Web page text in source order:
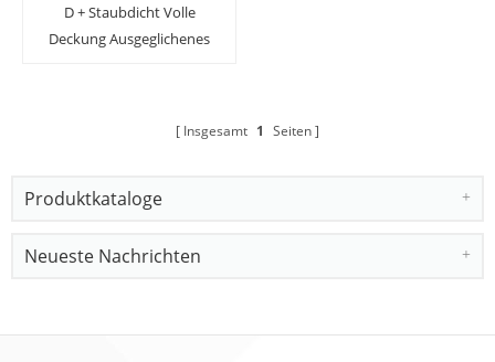
D + Staubdicht Volle
Deckung Ausgeglichenes
Insgesamt 1 Seiten
Produktkataloge
Neueste Nachrichten